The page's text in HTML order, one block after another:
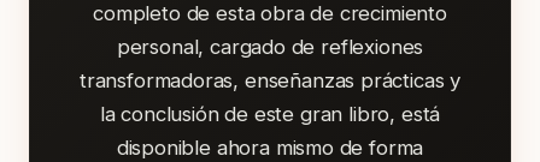
completo de esta obra de crecimiento
personal, cargado de reflexiones
transformadoras, enseñanzas prácticas y
la conclusión de este gran libro, está
disponible ahora mismo de forma